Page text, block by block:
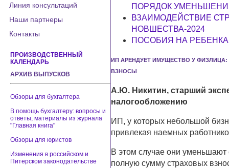
Линия консультаций
Наши партнеры
Контакты
ПРОИЗВОДСТВЕННЫЙ
КАЛЕНДАРЬ
АРХИВ ВЫПУСКОВ
Обзоры для бухгалтера
В помощь бухгалтеру: вопросы и
ответы, материалы из журнала
"Главная книга"
Обзоры для юристов
Изменения в российском и
Питерском законодательстве
ПОРЯДОК
ВЗАИМОДЕЙСТВИЕ
НОВШЕСТВА-2024
ПОСОБИЯ НА
ИП АРЕНДУЕТ ИМУЩЕСТВО У
ВЗНОСЫ
А.Ю. Никитин, старший
налогообложению
ИП, у которых небольшой
привлекая наемных
В этом случае они
полную сумму страховых